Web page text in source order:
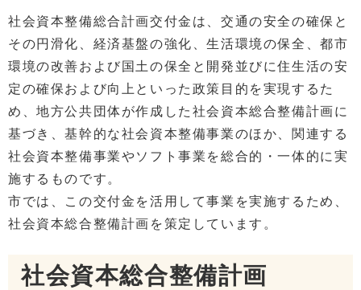
社会資本整備総合計画交付金は、交通の安全の確保と
その円滑化、経済基盤の強化、生活環境の保全、都市
環境の改善および国土の保全と開発並びに住生活の安
定の確保および向上といった政策目的を実現するた
め、地方公共団体が作成した社会資本総合整備計画に
基づき、基幹的な社会資本整備事業のほか、関連する
社会資本整備事業やソフト事業を総合的・一体的に実
施するものです。
市では、この交付金を活用して事業を実施するため、
社会資本総合整備計画を策定しています。
社会資本総合整備計画